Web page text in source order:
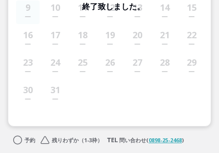
9 10 11 12 13 14 15
16 17 18 19 20 21 22
23 24 25 26 27 28 29
30 31
終了致しました。
予約 残りわずか（1-3枠） 問い合わせ(0898-25-2468)